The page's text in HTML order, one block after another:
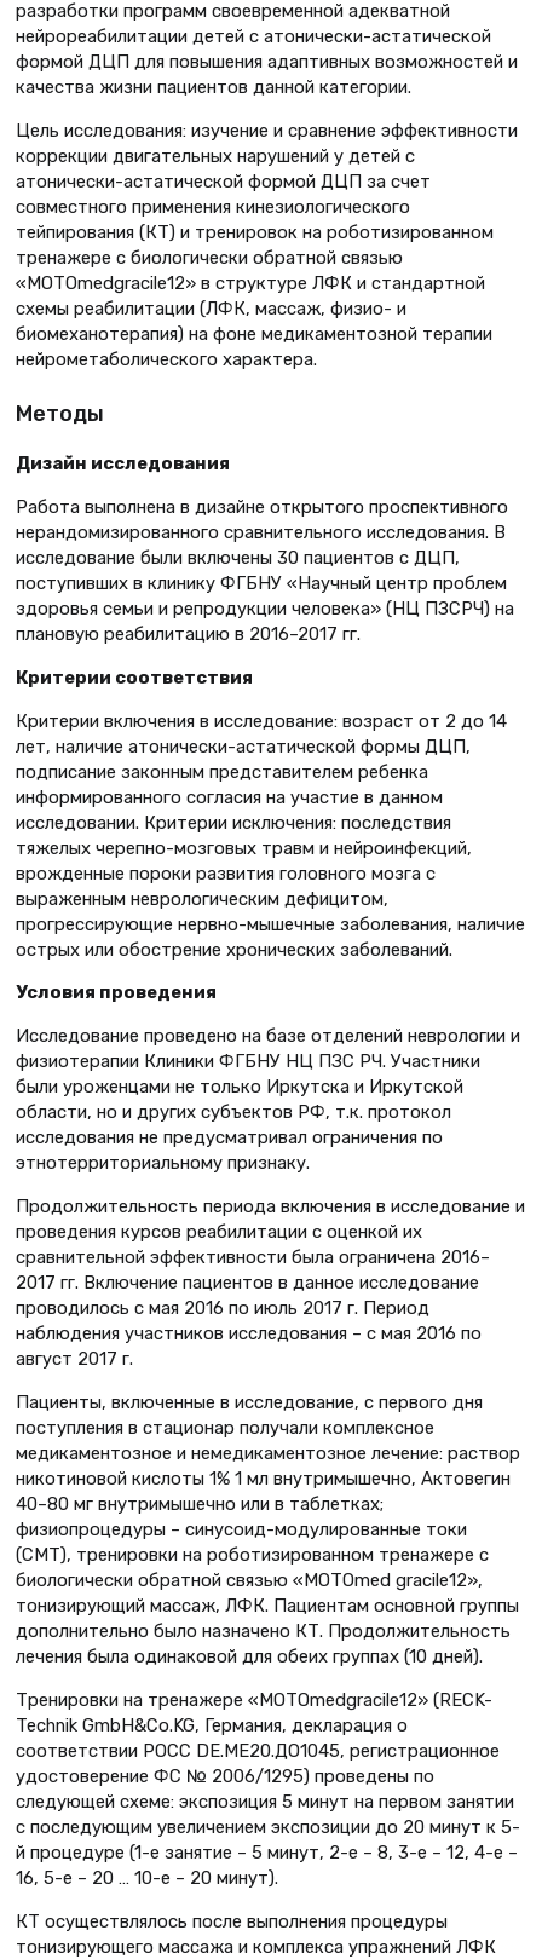
разработки программ своевременной адекватной
нейрореабилитации детей с атонически-астатической
формой ДЦП для повышения адаптивных возможностей и
качества жизни пациентов данной категории.
Цель исследования: изучение и сравнение эффективности
коррекции двигательных нарушений у детей с
атонически-астатической формой ДЦП за счет
совместного применения кинезиологического
тейпирования (КТ) и тренировок на роботизированном
тренажере с биологически обратной связью
«MOTOmedgracile12» в структуре ЛФК и стандартной
схемы реабилитации (ЛФК, массаж, физио- и
биомеханотерапия) на фоне медикаментозной терапии
нейрометаболического характера.
Методы
Дизайн исследования
Работа выполнена в дизайне открытого проспективного
нерандомизированного сравнительного исследования. В
исследование были включены 30 пациентов с ДЦП,
поступивших в клинику ФГБНУ «Научный центр проблем
здоровья семьи и репродукции человека» (НЦ ПЗСРЧ) на
плановую реабилитацию в 2016–2017 гг.
Критерии соответствия
Критерии включения в исследование: возраст от 2 до 14
лет, наличие атонически-астатической формы ДЦП,
подписание законным представителем ребенка
информированного согласия на участие в данном
исследовании. Критерии исключения: последствия
тяжелых черепно-мозговых травм и нейроинфекций,
врожденные пороки развития головного мозга с
выраженным неврологическим дефицитом,
прогрессирующие нервно-мышечные заболевания, наличие
острых или обострение хронических заболеваний.
Условия проведения
Исследование проведено на базе отделений неврологии и
физиотерапии Клиники ФГБНУ НЦ ПЗС РЧ. Участники
были уроженцами не только Иркутска и Иркутской
области, но и других субъектов РФ, т.к. протокол
исследования не предусматривал ограничения по
этнотерриториальному признаку.
Продолжительность периода включения в исследование и
проведения курсов реабилитации с оценкой их
сравнительной эффективности была ограничена 2016–
2017 гг. Включение пациентов в данное исследование
проводилось с мая 2016 по июль 2017 г. Период
наблюдения участников исследования – с мая 2016 по
август 2017 г.
Пациенты, включенные в исследование, с первого дня
поступления в стационар получали комплексное
медикаментозное и немедикаментозное лечение: раствор
никотиновой кислоты 1% 1 мл внутримышечно, Актовегин
40–80 мг внутримышечно или в таблетках;
физиопроцедуры – синусоид-модулированные токи
(СМТ), тренировки на роботизированном тренажере с
биологически обратной связью «MOTOmed gracile12»,
тонизирующий массаж, ЛФК. Пациентам основной группы
дополнительно было назначено КТ. Продолжительность
лечения была одинаковой для обеих группах (10 дней).
Тренировки на тренажере «MOTOmedgracile12» (RECK-
Technik GmbH&Co.KG, Германия, декларация о
соответствии РОСС DE.МЕ20.ДО1045, регистрационное
удостоверение ФС № 2006/1295) проведены по
следующей схеме: экспозиция 5 минут на первом занятии
с последующим увеличением экспозиции до 20 минут к 5-
й процедуре (1-е занятие – 5 минут, 2-е – 8, 3-е – 12, 4-е –
16, 5-е – 20 … 10-е – 20 минут).
КТ осуществлялось после выполнения процедуры
тонизирующего массажа и комплекса упражнений ЛФК